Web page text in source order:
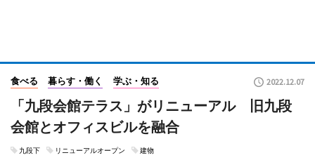
食べる 暮らす・働く 学ぶ・知る 2022.12.07
「九段会館テラス」がリニューアル 旧九段
会館とオフィスビルを融合
九段下 リニューアルオープン 建物